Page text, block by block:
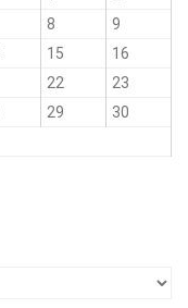
8
9
15
16
22
23
29
30